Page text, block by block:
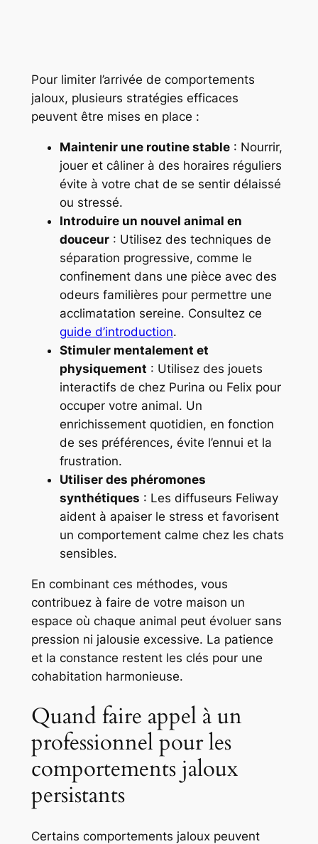
Pour limiter l’arrivée de comportements
jaloux, plusieurs stratégies efficaces
peuvent être mises en place :
Maintenir une routine stable: Nourrir,
jouer et câliner à des horaires réguliers
évite à votre chat de se sentir délaissé
ou stressé.
Introduire un nouvel animal en
douceur: Utilisez des techniques de
séparation progressive, comme le
confinement dans une pièce avec des
odeurs familières pour permettre une
acclimatation sereine. Consultez ce
guide d’introduction.
Stimuler mentalement et
physiquement : Utilisez des jouets
interactifs de chez Purina ou Felix pour
occuper votre animal. Un
enrichissement quotidien, en fonction
de ses préférences, évite l’ennui et la
frustration.
Utiliser des phéromones
synthétiques : Les diffuseurs Feliway
aident à apaiser le stress et favorisent
un comportement calme chez les chats
sensibles.
En combinant ces méthodes, vous
contribuez à faire de votre maison un
espace où chaque animal peut évoluer sans
pression ni jalousie excessive. La patience
et la constance restent les clés pour une
cohabitation harmonieuse.
Quand faire appel à un
professionnel pour les
comportements jaloux
persistants
Certains comportements jaloux peuvent